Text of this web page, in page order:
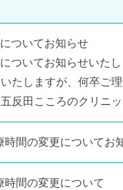
ついてお知らせ
ついてお知らせいた
たしますが、何卒ご
ころのクリニッ
間の変更についてお
時間の変更について